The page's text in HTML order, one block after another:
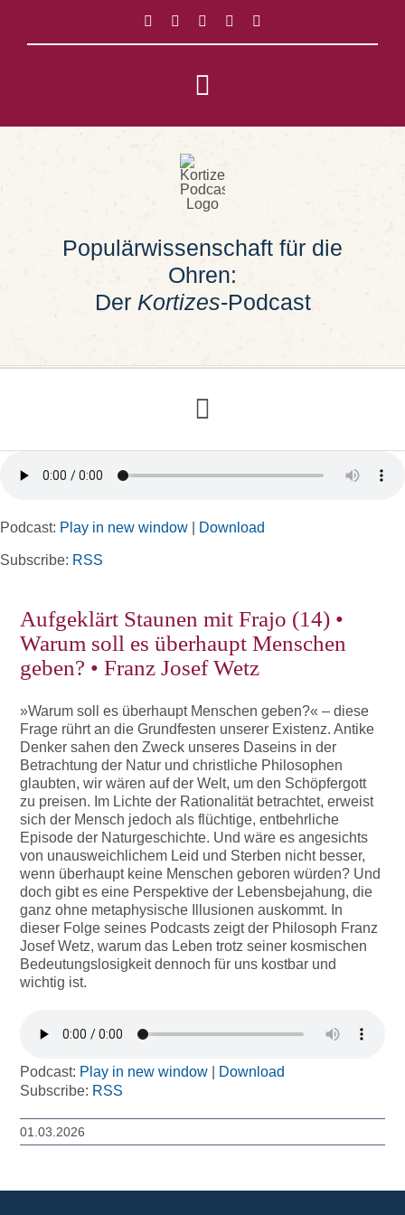
springen
Toggle
Navigation
Impressum
Datenschutz
Populärwissenschaft für die
Ohren:
Der Kortizes-Podcast
Toggle
Navigation
Home
Rubriken
Podcast: Play in new window Download
Subscribe: RSS
Aufgeklärt Staunen mit Frajo (14) •
Warum soll es überhaupt Menschen
geben? • Franz Josef Wetz
»Warum soll es überhaupt Menschen geben?« – diese
Frage rührt an die Grundfesten unserer Existenz. Antike
Denker sahen den Zweck unseres Daseins in der
Betrachtung der Natur und christliche Philosophen
glaubten, wir wären auf der Welt, um den Schöpfergott
zu preisen. Im Lichte der Rationalität betrachtet, erweist
sich der Mensch jedoch als flüchtige, entbehrliche
Episode der Naturgeschichte. Und wäre es angesichts
von unausweichlichem Leid und Sterben nicht besser,
wenn überhaupt keine Menschen geboren würden? Und
doch gibt es eine Perspektive der Lebensbejahung, die
ganz ohne metaphysische Illusionen auskommt. In
dieser Folge seines Podcasts zeigt der Philosoph Franz
Josef Wetz, warum das Leben trotz seiner kosmischen
Bedeutungslosigkeit dennoch für uns kostbar und
wichtig ist.
Podcast: Play in new window
Download
Subscribe: RSS
01.03.2026